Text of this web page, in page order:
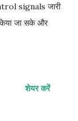
signals जारी
जा सके और
शेयर करें